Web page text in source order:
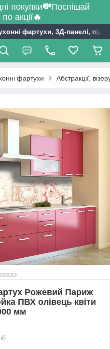
покупки💸Поспішай
акції🔥
фартухи, 3Д-панелі,
фартухи Абстракції,
Рожевий Париж
ПВХ олівець квіти
мм